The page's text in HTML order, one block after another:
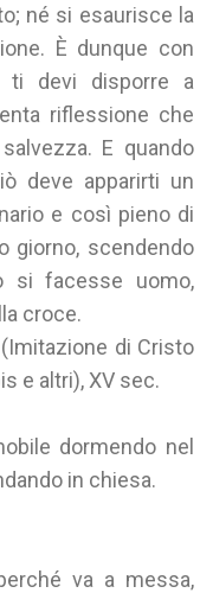
né si esaurisce la
È dunque con
ti devi disporre a
riflessione che
E quando
deve apparirti un
e così pieno di
giorno, scendendo
si facesse uomo,
croce.
di Cristo
e altri), XV sec.
dormendo nel
in chiesa.
va a messa,